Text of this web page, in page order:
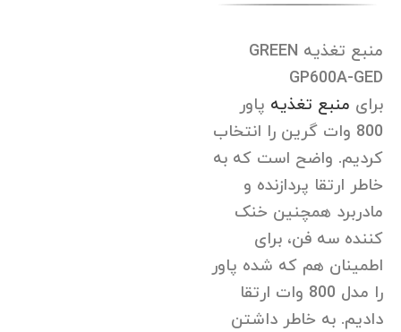
منبع تغذیه GREEN
GP600A-GED
برای منبع تغذیه پاور
800 وات گرین را انتخاب
کردیم. واضح است که به
خاطر ارتقا پردازنده و
مادربرد همچنین خنک
کننده سه فن، برای
اطمینان هم که شده پاور
را مدل 800 وات ارتقا
دادیم. به خاطر داشتن